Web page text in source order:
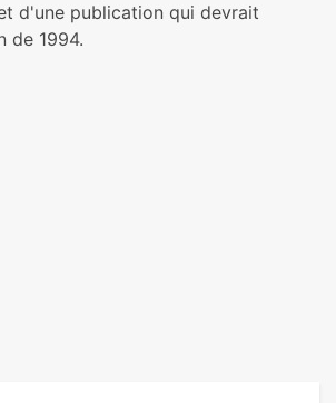
d'une publication qui devrait
de 1994.